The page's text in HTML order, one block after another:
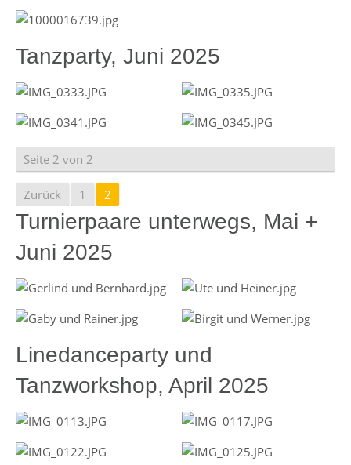
Tanzparty, Juni 2025
Seite 2 von 2
Zurück 1 2
Turnierpaare unterwegs, Mai +
Juni 2025
Linedanceparty und
Tanzworkshop, April 2025